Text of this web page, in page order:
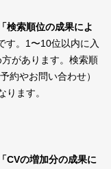
「検索順位の成果によ
す。1〜10位以内に入
があります。検索順
約やお問い合わせ）
ます。
「CVの増加分の成果に